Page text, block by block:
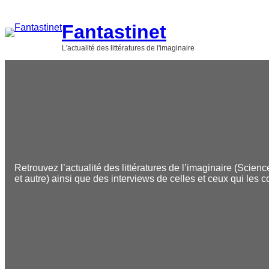
contenu
Fantastinet
L'actualité des littératures de l'imaginaire
Retrouvez l’actualité des littératures de l’imaginaire
et autre) ainsi que des interviews de celles et ceux qui les